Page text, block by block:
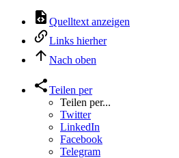
Quelltext anzeigen
Links hierher
Nach oben
Teilen per
Teilen per...
Twitter
LinkedIn
Facebook
Telegram